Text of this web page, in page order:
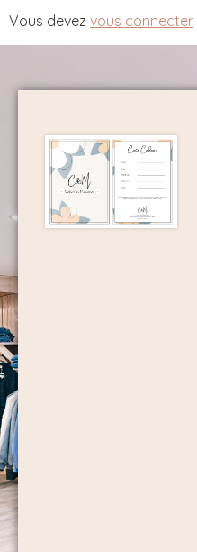
Vous devez vous connecter